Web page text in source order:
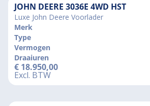
JOHN DEERE 3036E 4WD HST
Luxe John Deere Voorlader
Merk
Type
Vermogen
Draaiuren
€ 18.950,00
Excl. BTW